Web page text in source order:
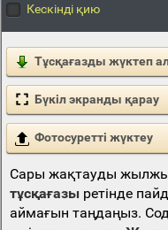
Кескінді қию
Тұсқағазды жүктеп
Бүкіл экранды қарау
Фотосуретті жүктеу
Сары жақтауды
тұсқағазыретінде
аймағын таңдаңыз.